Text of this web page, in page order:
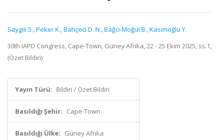
Saygılı S.,Peker K.,Bahçeci D. N.,Bağcı-Moğul B.,Kasımoğlu Y.
30th IAPD Congress, Cape-Town, Güney Afrika, 22 - 25 Ekim 2025, ss.1,
(Özet Bildiri)
Yayın Türü: Bildiri / Özet Bildiri
Basıldığı Şehir: Cape-Town
Basıldığı Ülke: Güney Afrika